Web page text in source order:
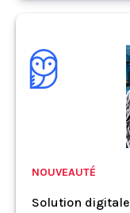
NOUVEAUTÉ
Solution